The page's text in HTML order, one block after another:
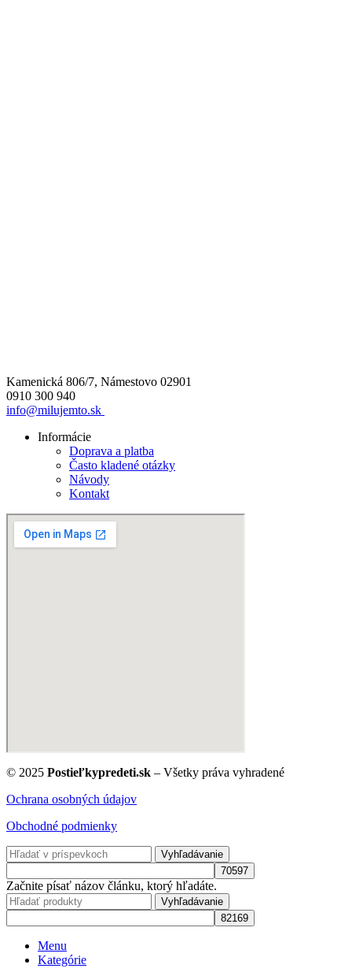
Kamenická 806/7, Námestovo 02901
0910 300 940
info@milujemto.sk
Informácie
Doprava a platba
Často kladené otázky
Návody
Kontakt
© 2025 Postieľkypredeti.sk – Všetky práva vyhradené
Ochrana osobných údajov
Obchodné podmienky
Vyhľadávanie
Začnite písať názov článku, ktorý hľadáte.
Vyhľadávanie
Menu
Kategórie